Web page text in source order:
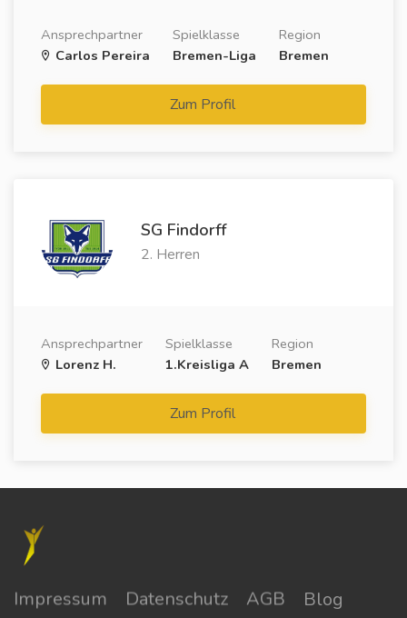
Ansprechpartner
Carlos Pereira
Spielklasse
Bremen-Liga
Region
Bremen
Zum Profil
SG Findorff
2. Herren
Ansprechpartner
Lorenz H.
Spielklasse
1.Kreisliga A
Region
Bremen
Zum Profil
Impressum Datenschutz AGB
Blog